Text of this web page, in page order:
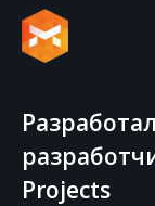
Projects